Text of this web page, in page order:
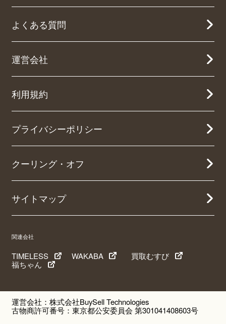
よくある質問
運営会社
利用規約
プライバシーポリシー
クーリング・オフ
サイトマップ
関連会社
TIMELESS WAKABA
買取むすび
福ちゃん
運営会社：株式会社BuySell Technologies
古物商許可番号：東京都公安委員会 第301041408603号